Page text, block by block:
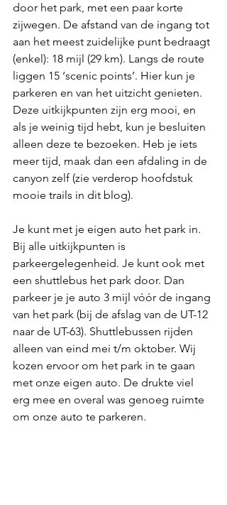
door het park, met een paar korte
zijwegen. De afstand van de ingang tot
aan het meest zuidelijke punt bedraagt
(enkel): 18 mijl (29 km). Langs de route
liggen 15 ‘scenic points’. Hier kun je
parkeren en van het uitzicht genieten.
Deze uitkijkpunten zijn erg mooi, en
als je weinig tijd hebt, kun je besluiten
alleen deze te bezoeken. Heb je iets
meer tijd, maak dan een afdaling in de
canyon zelf (zie verderop hoofdstuk
mooie trails in dit blog).
Je kunt met je eigen auto het park in.
Bij alle uitkijkpunten is
parkeergelegenheid. Je kunt ook met
een shuttlebus het park door. Dan
parkeer je je auto 3 mijl vóór de ingang
van het park (bij de afslag van de UT-12
naar de UT-63). Shuttlebussen rijden
alleen van eind mei t/m oktober. Wij
kozen ervoor om het park in te gaan
met onze eigen auto. De drukte viel
erg mee en overal was genoeg ruimte
om onze auto te parkeren.